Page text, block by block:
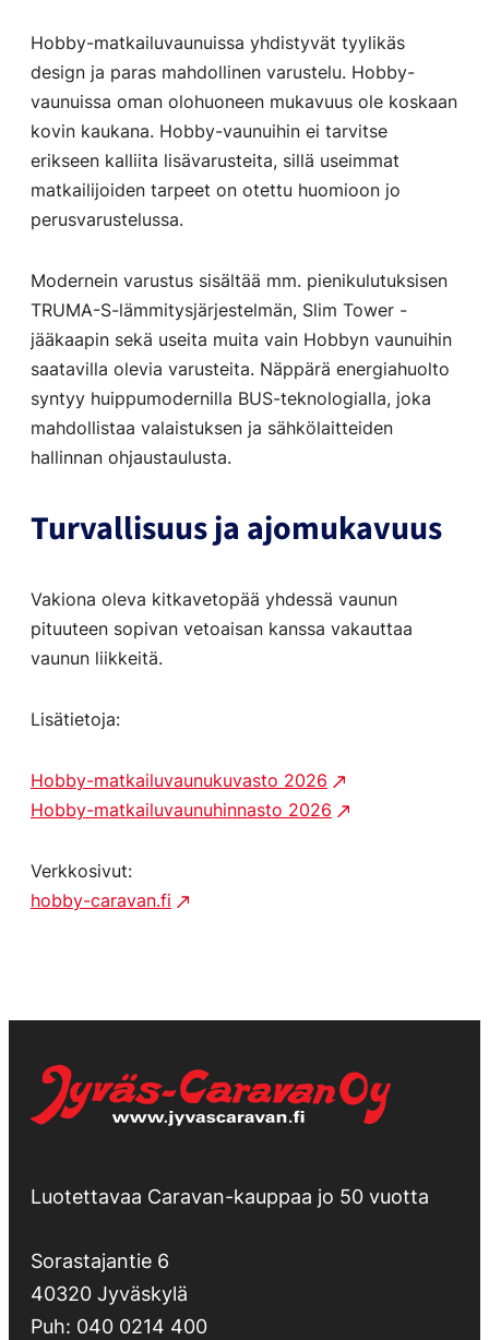
Hobby-matkailuvaunuissa yhdistyvät tyylikäs
design ja paras mahdollinen varustelu. Hobby-
vaunuissa oman olohuoneen mukavuus ole koskaan
kovin kaukana. Hobby-vaunuihin ei tarvitse
erikseen kalliita lisävarusteita, sillä useimmat
matkailijoiden tarpeet on otettu huomioon jo
perusvarustelussa.
Modernein varustus sisältää mm. pienikulutuksisen
TRUMA-S-lämmitysjärjestelmän, Slim Tower -
jääkaapin sekä useita muita vain Hobbyn vaunuihin
saatavilla olevia varusteita. Näppärä energiahuolto
syntyy huippumodernilla BUS-teknologialla, joka
mahdollistaa valaistuksen ja sähkölaitteiden
hallinnan ohjaustaulusta.
Turvallisuus ja ajomukavuus
Vakiona oleva kitkavetopää yhdessä vaunun
pituuteen sopivan vetoaisan kanssa vakauttaa
vaunun liikkeitä.
Lisätietoja:
Hobby-matkailuvaunukuvasto 2026
Hobby-matkailuvaunuhinnasto 2026
Verkkosivut:
hobby-caravan.fi
Luotettavaa Caravan-kauppaa jo 50 vuotta
Sorastajantie 6
40320 Jyväskylä
Puh: 040 0214 400